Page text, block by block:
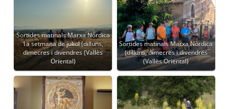
Sortides matinals Marxa Nòrdica
1a setmana de juliol (dilluns,
dimecres i divendres (Vallès
Oriental)
Sortides matinals Marxa Nòrdica
(dilluns, dimecres i divendres
(Vallès Oriental)